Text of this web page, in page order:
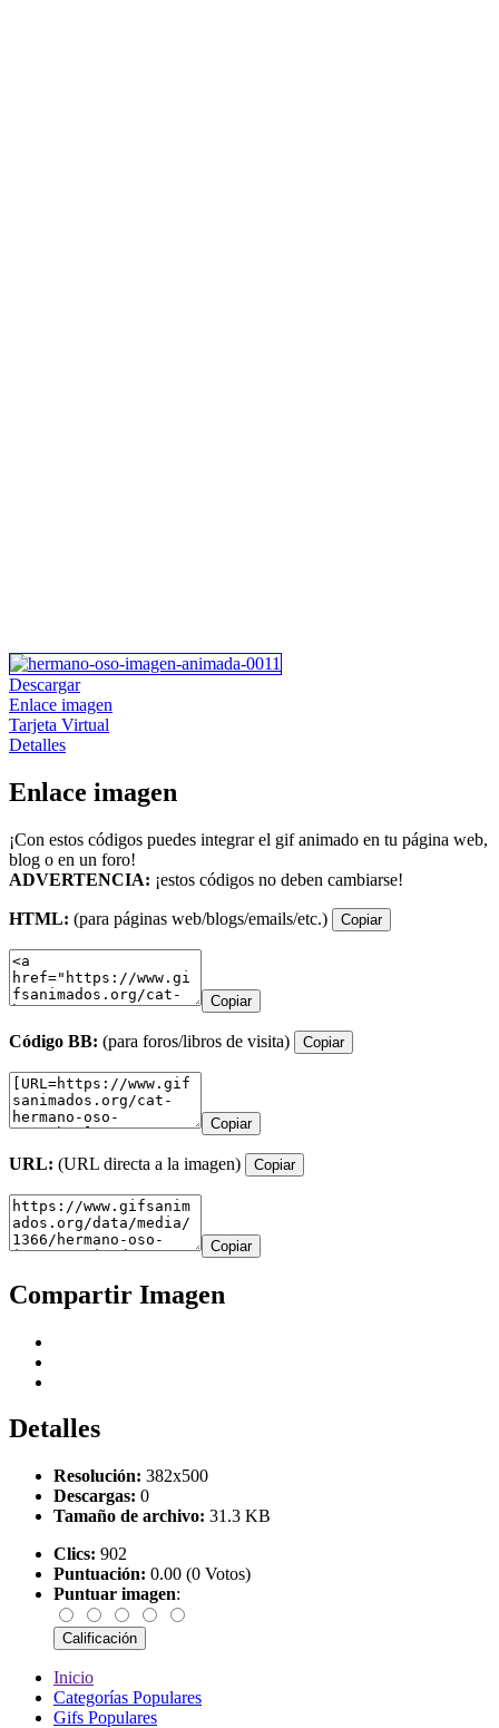
Descargar
Enlace imagen
Tarjeta Virtual
Detalles
Enlace imagen
¡Con estos códigos puedes integrar el gif animado en tu página web,
blog o en un foro!
ADVERTENCIA: ¡estos códigos no deben cambiarse!
HTML: (para páginas web/blogs/emails/etc.) Copiar
Copiar
Código BB: (para foros/libros de visita) Copiar
Copiar
URL: (URL directa a la imagen) Copiar
Copiar
Compartir Imagen
Detalles
Resolución: 382x500
Descargas: 0
Tamaño de archivo: 31.3 KB
Clics: 902
Puntuación: 0.00 (0 Votos)
Puntuar imagen:
Inicio
Categorías Populares
Gifs Populares